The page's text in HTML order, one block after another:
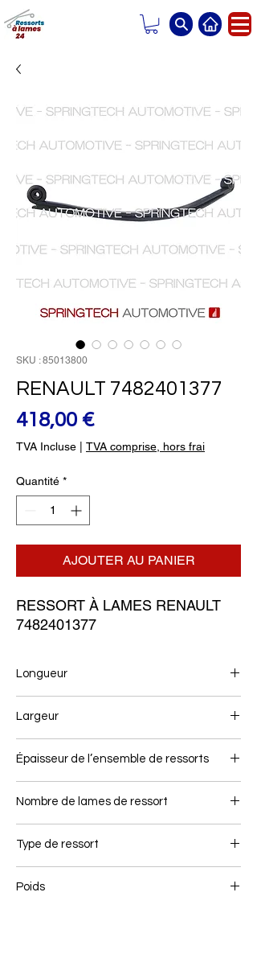
SKU : 85013800
RENAULT 7482401377
418,00 €Prix
TVA Incluse TVA comprise, hors frai
Quantité *
AJOUTER AU PANIER
RESSORT À LAMES RENAULT
7482401377
Longueur
Largeur
Épaisseur de l’ensemble de ressorts
Nombre de lames de ressort
Type de ressort
Poids